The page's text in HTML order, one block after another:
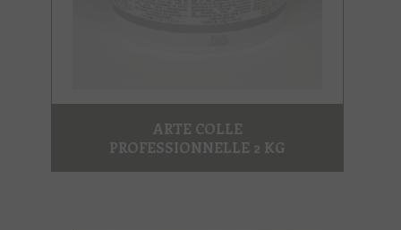
ARTE COLLE
PROFESSIONNELLE 2 KG